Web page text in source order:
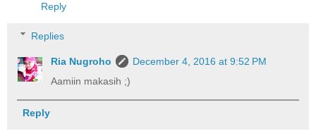
Reply
Replies
Ria Nugroho
December 4, 2016 at 9:52 PM
Aamiin makasih ;)
Reply